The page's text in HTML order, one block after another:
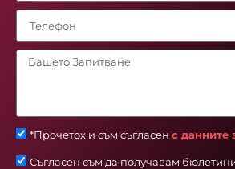
*Прочетох и съм съгласен с данните
Съгласен съм да получавам